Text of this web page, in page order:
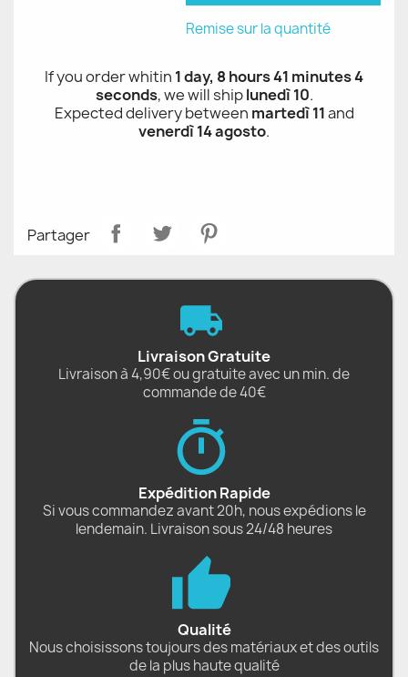
Remise sur la quantité
If you order whitin 1 day, 8 hours 41 minutes 3
seconds, we will shiplunedì 10.
Expected delivery between martedì 11and
venerdì 14 agosto.
Partager
Livraison Gratuite
Livraison à 4,90€ ou gratuite avec un min. de
commande de 40€
Expédition Rapide
Si vous commandez avant 20h, nous expédions le
lendemain. Livraison sous 24/48 heures
Qualité
Nous choisissons toujours des matériaux et des outils
de la plus haute qualité